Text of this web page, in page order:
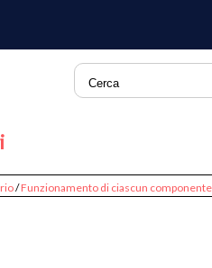
/Funzionamento di ciascun componente